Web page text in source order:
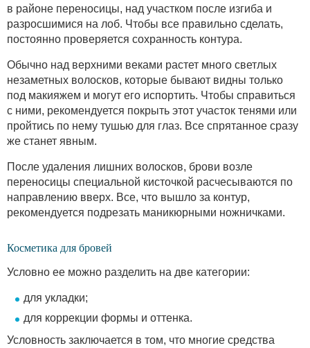
в районе переносицы, над участком после изгиба и
разросшимися на лоб. Чтобы все правильно сделать,
постоянно проверяется сохранность контура.
Обычно над верхними веками растет много светлых
незаметных волосков, которые бывают видны только
под макияжем и могут его испортить. Чтобы справиться
с ними, рекомендуется покрыть этот участок тенями или
пройтись по нему тушью для глаз. Все спрятанное сразу
же станет явным.
После удаления лишних волосков, брови возле
переносицы специальной кисточкой расчесываются по
направлению вверх. Все, что вышло за контур,
рекомендуется подрезать маникюрными ножничками.
Косметика для бровей
Условно ее можно разделить на две категории:
для укладки;
для коррекции формы и оттенка.
Условность заключается в том, что многие средства